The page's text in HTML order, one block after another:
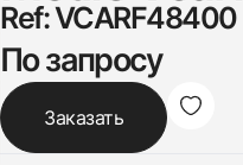
Ref: VCARF48400
По запросу
Заказать